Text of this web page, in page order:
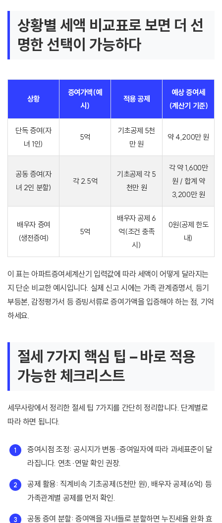
상황별 세액 비교표로 보면 더 선
명한 선택이 가능하다
상황
증여가액(예
시)
적용 공제
예상 증여세
(계산기 기준)
단독 증여(자
녀 1인)
5억
기초공제 5천
만 원
약 4,200만 원
공동 증여(자
녀 2인 분할)
각 2.5억
기초공제 각 5
천만 원
각 약 1,600만
원 / 합계 약
3,200만 원
배우자 증여
(생전증여)
5억
배우자 공제 6
억(조건 충족
시)
0원(공제 한도
내)
이 표는 아파트증여세계산기 입력값에 따라 세액이 어떻게 달라지는
지 단순 비교한 예시입니다. 실제 신고 시에는 가족 관계증명서, 등기
부등본, 감정평가서 등 증빙서류로 증여가액을 입증해야 하는 점, 기억
하세요.
절세 7가지 핵심 팁 – 바로 적용
가능한 체크리스트
세무사랑에서 정리한 절세 팁 7가지를 간단히 정리합니다. 단계별로
따라 하면 됩니다.
증여시점 조정: 공시지가 변동·증여일자에 따라 과세표준이 달
라집니다. 연초·연말 확인 권장.
공제 활용: 직계비속 기초공제(5천만 원), 배우자 공제(6억) 등
가족관계별 공제를 먼저 확인.
공동 증여 분할: 증여액을 자녀들로 분할하면 누진세율 완화 효